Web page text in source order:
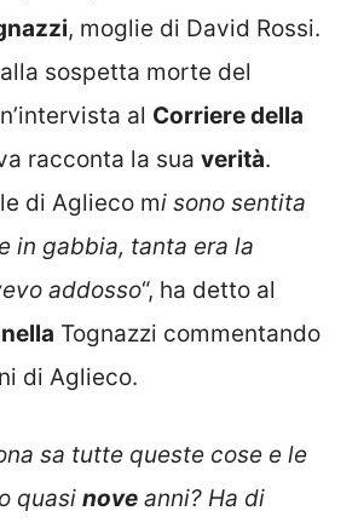
, moglie di David Rossi.
sospetta morte del
al Corriere della
racconta la sua verità.
di Aglieco mi sono sentita
in gabbia, tanta era la
addosso“, ha detto al
Tognazzi commentando
di Aglieco.
sa tutte queste cose e le
quasi nove anni? Ha di